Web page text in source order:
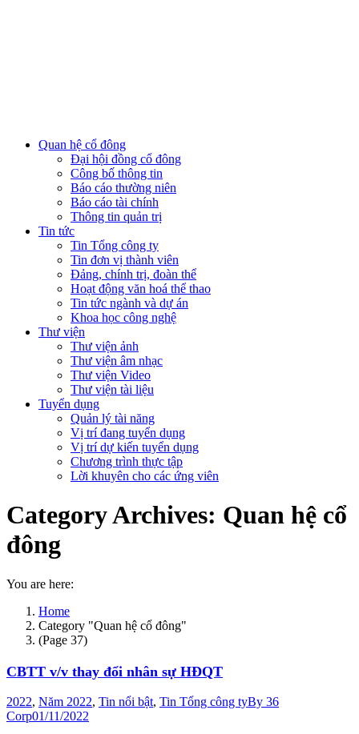
Quan hệ cổ đông
Đại hội đồng cổ đông
Công bố thông tin
Báo cáo thường niên
Báo cáo tài chính
Thông tin quản trị
Tin tức
Tin Tổng công ty
Tin đơn vị thành viên
Đảng, chính trị, đoàn thể
Hoạt động văn hoá thể thao
Tin tức ngành và dự án
Khoa học công nghệ
Thư viện
Thư viện ảnh
Thư viện âm nhạc
Thư viện Video
Thư viện tài liệu
Tuyển dụng
Quản lý tài năng
Vị trí đang tuyển dụng
Vị trí dự kiến tuyển dụng
Chương trình thực tập
Lời khuyên cho các ứng viên
Category Archives: Quan hệ cổ
đông
You are here:
Home
Category "Quan hệ cổ đông"
(Page 37)
CBTT v/v thay đổi nhân sự HĐQT
2022, Năm 2022, Tin nổi bật, Tin Tổng công tyBy 36
Corp01/11/2022